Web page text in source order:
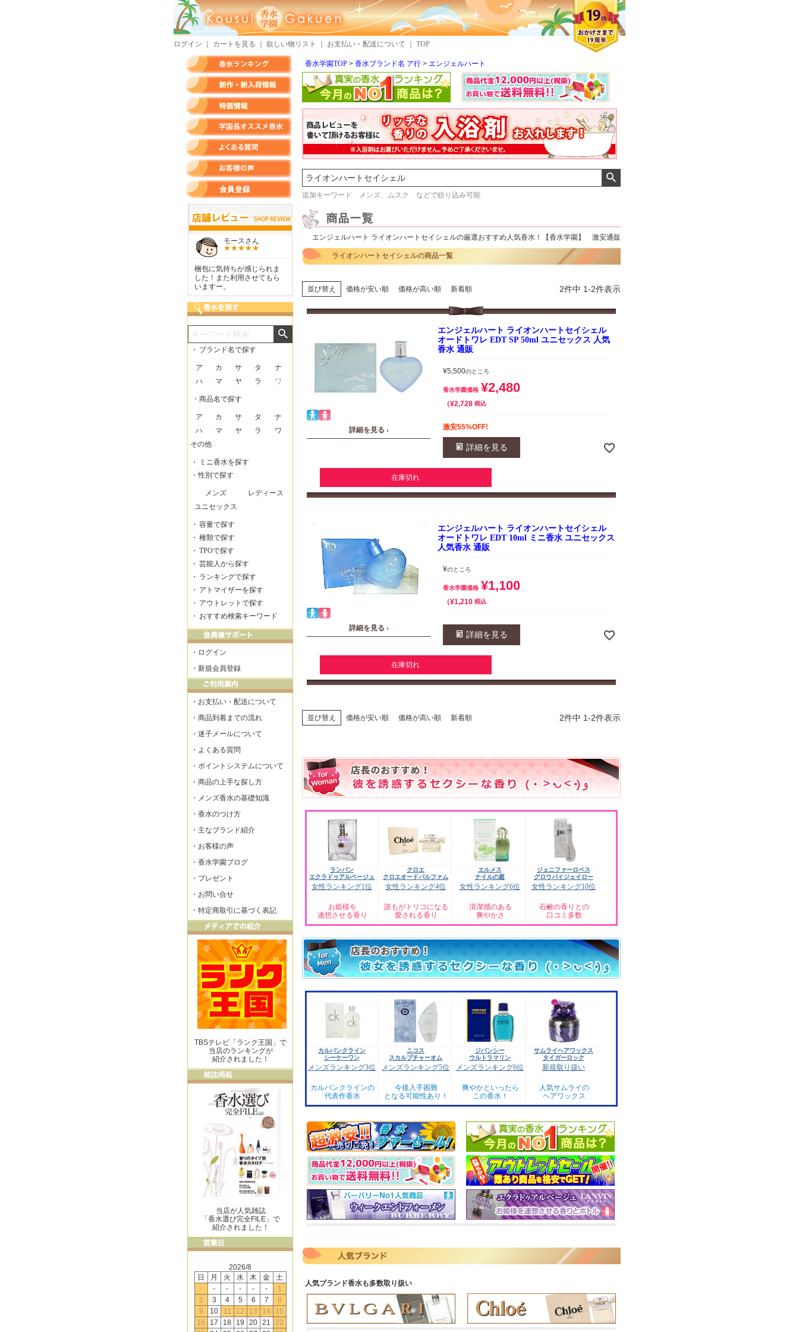
ログイン カートを見る 欲しい物リスト お支払い・配送について TOP
香水学園TOP 香水ブランド名 ア行 エンジェルハート
検索
追加キーワード メンズ、ムスク などで絞り込み可能
エンジェルハート ライオンハートセイシェルの厳選おすすめ人気香水！【香水学園】 激安通販
ライオンハートセイシェルの商品一覧
並び替え 価格が安い順 価格が高い順 新着順 2件中 1-2件表示
詳細を見る ›
エンジェルハート ライオンハートセイシェル
オードトワレ EDT SP 50ml ユニセックス 人気
香水 通販
¥5,500のところ
香水学園価格 ¥2,480
¥2,728 税込
激安55%OFF!
詳細を見る
在庫切れ
詳細を見る ›
エンジェルハート ライオンハートセイシェル
オードトワレ EDT 10ml ミニ香水 ユニセックス
人気香水 通販
¥のところ
香水学園価格 ¥1,100
¥1,210 税込
詳細を見る
在庫切れ
並び替え 価格が安い順 価格が高い順 新着順 2件中 1-2件表示
ランバン
エクラドゥアルページュ
女性ランキング1位
お姫様を
連想させる香り
クロエ
クロエオードパルファム
女性ランキング4位
誰もがトリコになる
愛される香り
エルメス
ナイルの庭
女性ランキング6位
清潔感のある
爽やかさ
ジェニファーロペス
グロウバイジェイロー
女性ランキング10位
石鹸の香りとの
口コミ多数
カルバンクライン
シーケーワン
メンズランキング3位
カルバンクラインの
代表作香水
ニコス
スカルプチャーオム
メンズランキング5位
今後入手困難
となる可能性あり！
ジバンシー
ウルトラマリン
メンズランキング6位
爽やかといったら
この香水！
サムライヘアワックス
タイガーロック
新規取り扱い
人気サムライの
ヘアワックス
人気ブランド香水も多数取り扱い
KURAさん
こまめにメールを頂けたの
で安心できました。
しらすさん
もらいます！
MMさん
た。
クロエさん
ました！
・ ブランド名で探す
ア カ サ タ
ナ
ハ
マ ヤ ラ ワ
・商品名で探す
ア カ サ タ
ナ
ハ
マ ヤ ラ
ワ
その他
・
ミニ香水を探す
・性別で探す
メンズ
レディース
ユニセックス
・ 容量で探す
・ 種類で探す
・ TPOで探す
・ 芸能人から探す
・ ランキングで探す
・ アトマイザーを探す
・ アウトレットで探す
・ おすすめ検索キーワード
・ ログイン
・ 新規会員登録
・ お支払い・配送について
・ 商品到着までの流れ
・ 迷子メールについて
・ よくある質問
・ ポイントシステムについて
・ 商品の上手な探し方
・ メンズ香水の基礎知識
・ 香水のつけ方
・ 主なブランド紹介
・ お客様の声
・ 香水学園ブログ
・ プレゼント
・ お問い合せ
・ 特定商取引に基づく表記
TBSテレビ「ランク王国」で
当店のランキングが
紹介されました！
当店が人気雑誌
「香水選び完全FILE」で
紹介されました！
2026/8
日
月 火 水 木 金
土
-
- - - - -
1
2
3 4 5 6 7
8
9
10 11 12 13 14
15
16
17 18 19 20 21
22